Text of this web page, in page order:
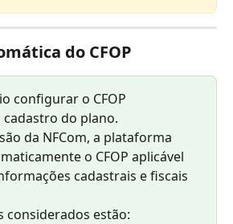
do CFOP
configurar o CFOP
do plano.
da NFCom, a plataforma
o CFOP aplicável
cadastrais e fiscais
considerados estão: